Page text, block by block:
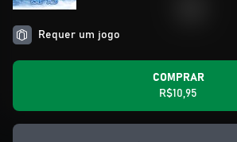
Requer um jogo
COMPRAR
R$10,95